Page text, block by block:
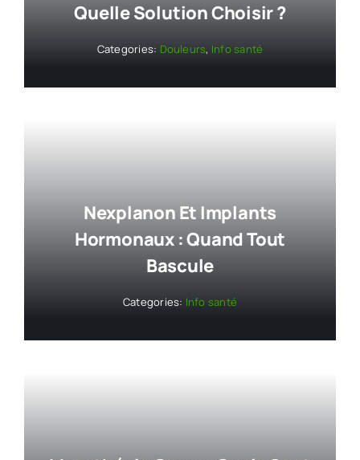
Quelle Solution Choisir ?
Categories: Douleurs, Info santé
Nexplanon Et Implants
Hormonaux : Quand Tout
Bascule
Categories: Info santé